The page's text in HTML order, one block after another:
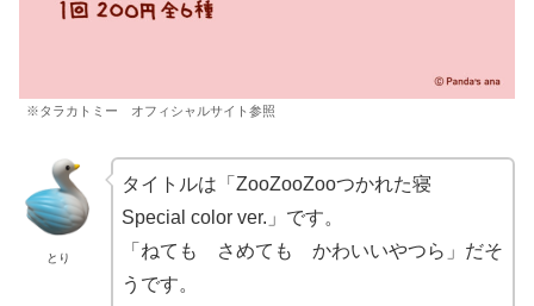
※タラカトミー オフィシャルサイト参照
とり
タイトルは「ZooZooZooつかれた寝
Special color ver.」です。
「ねても さめても かわいいやつら」だそ
うです。